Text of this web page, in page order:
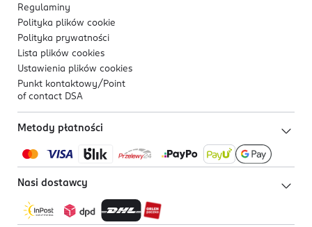
Regulaminy
Polityka plików cookie
Polityka prywatności
Lista plików cookies
Ustawienia plików cookies
Punkt kontaktowy/ Point
of contact DSA
Metody płatności
Nasi dostawcy